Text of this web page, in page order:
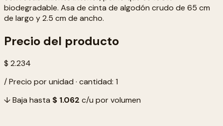
biodegradable. Asa de cinta de algodón crudo de 65 cm
de largo y 2.5 cm de ancho.
Precio del producto
$ 2.234
/ Precio por unidad · cantidad: 1
↓ Baja hasta $ 1.062 c/u por volumen